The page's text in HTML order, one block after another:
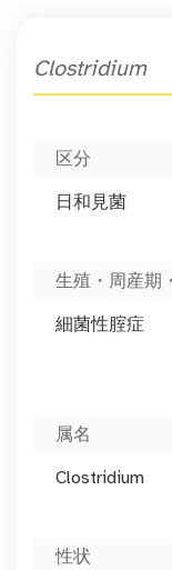
Clostridium
区分
日和見菌
生殖・周産期
細菌性腟症
属名
Clostridium
性状